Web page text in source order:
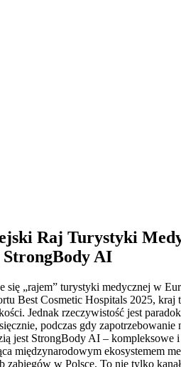
Raj Turystyki
AI
się „rajem” turystyki medycznej w
Best Cosmetic Hospitals 2025,
Jednak rzeczywistość jest
podczas gdy
jest StrongBody AI –
międzynarodowym ekosystemem
zabiegów w Polsce. To nie tylko